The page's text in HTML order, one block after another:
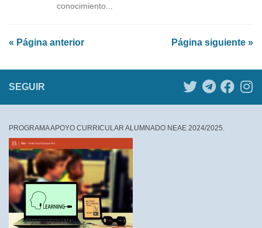
conocimiento...
« Página anterior Página siguiente »
SEGUIR
PROGRAMA APOYO CURRICULAR ALUMNADO NEAE 2024/2025.